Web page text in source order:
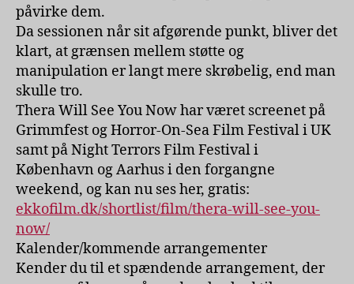
påvirke dem.
Da sessionen når sit afgørende punkt, bliver det
klart, at grænsen mellem støtte og
manipulation er langt mere skrøbelig, end man
skulle tro.
Thera Will See You Now har været screenet på
Grimmfest og Horror-On-Sea Film Festival i UK
samt på Night Terrors Film Festival i
København og Aarhus i den forgangne
weekend, og kan nu ses her, gratis:
ekkofilm.dk/shortlist/film/thera-will-see-you-
now/
Kalender/kommende arrangementer
Kender du til et spændende arrangement, der